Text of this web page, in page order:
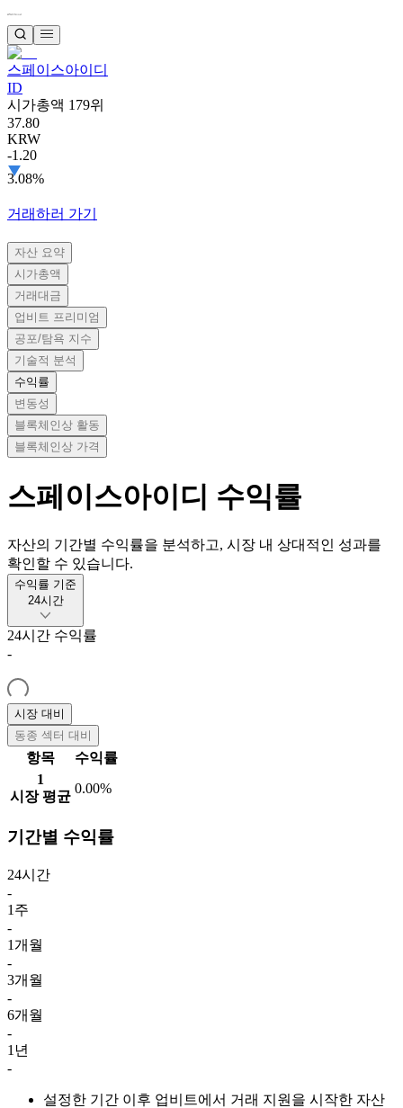
스페이스아이디
ID
시가총액 179위
37.80
KRW
-1.20
3.08%
거래하러 가기
자산 요약
시가총액
거래대금
업비트 프리미엄
공포/탐욕 지수
기술적 분석
수익률
변동성
블록체인상 활동
블록체인상 가격
스페이스아이디 수익률
자산의 기간별 수익률을 분석하고, 시장 내 상대적인 성과를
확인할 수 있습니다.
수익률 기준
24시간
24시간 수익률
-
시장 대비
동종 섹터 대비
항목
수익률
1
시장 평균
0.00%
기간별 수익률
24시간
-
1주
-
1개월
-
3개월
-
6개월
-
1년
-
설정한 기간 이후 업비트에서 거래 지원을 시작한 자산